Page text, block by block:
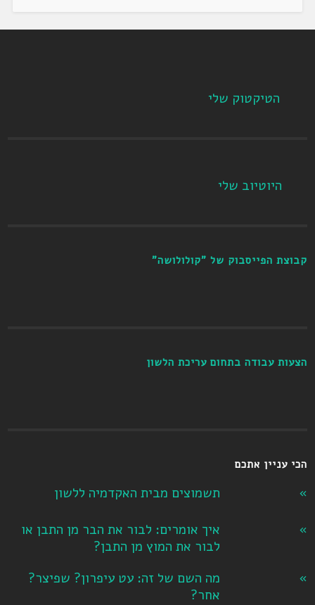
הטיקטוק שלי
היוטיוב שלי
קבוצת הפייסבוק של "קולולושה"
הצעות עבודה בתחום עריכת הלשון
הכי עניין אתכם
תשמוצים מבית האקדמיה ללשון
איך אומרים: לבור את הבר מן התבן או
לבור את המוץ מן התבן?
מה השם של זה: עט עיפרון? שפיצר?
אחר?